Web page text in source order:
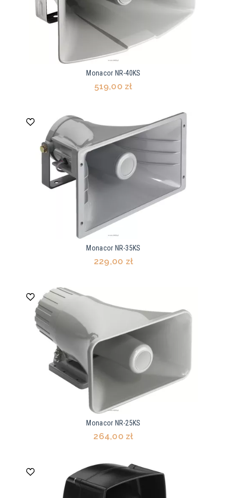
Monacor NR-40KS
519,00 zł
Monacor NR-35KS
229,00 zł
Monacor NR-25KS
264,00 zł